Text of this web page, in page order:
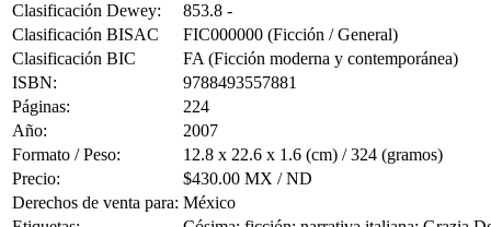
Clasificación Dewey:
853.8 -
Clasificación BISAC
FIC000000 (Ficción / General)
Clasificación BIC
FA (Ficción moderna y contemporánea)
ISBN:
9788493557881
Páginas:
224
Año:
2007
Formato / Peso:
12.8 x 22.6 x 1.6 (cm) / 324 (gramos)
Precio:
$430.00 MX / ND
Derechos de venta para: México